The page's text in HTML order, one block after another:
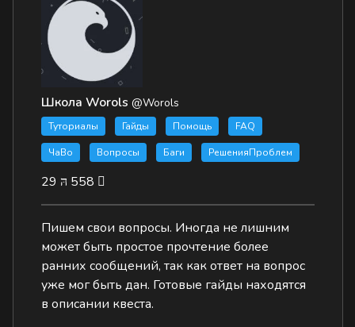
Школа Worols @Worols
Туториалы Гайды Помощь FAQ
ЧаВо Вопросы Баги РешенияПроблем
29 558
Пишем свои вопросы. Иногда не лишним
может быть простое прочтение более
ранних сообщений, так как ответ на вопрос
уже мог быть дан. Готовые гайды находятся
в описании квеста.